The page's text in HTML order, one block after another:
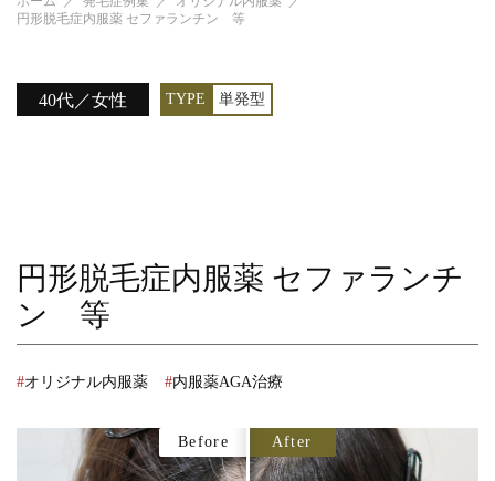
円形脱毛症内服薬 セファランチン 等
40代／女性 TYPE 単発型
円形脱毛症内服薬 セファランチ
ン 等
オリジナル内服薬 内服薬AGA治療